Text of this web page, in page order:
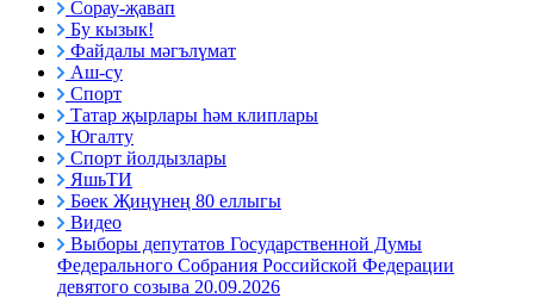
Сорау-җавап
Бу кызык!
Файдалы мәгълүмат
Аш-су
Спорт
Татар җырлары һәм клиплары
Югалту
Спорт йолдызлары
ЯшьТИ
Бөек Җиңүнең 80 еллыгы
Видео
Выборы депутатов Государственной Думы
Федерального Собрания Российской Федерации
девятого созыва 20.09.2026